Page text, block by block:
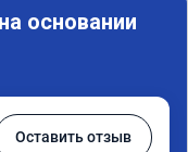
основании
Оставить отзыв